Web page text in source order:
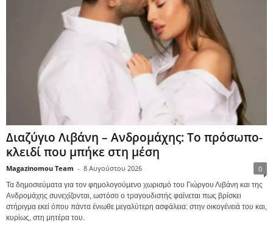
Διαζύγιο Λιβάνη – Ανδρομάχης: Το πρόσωπο-
κλειδί που μπήκε στη μέση
Magazinomou Team - 8 Αυγούστου 2026 0
Τα δημοσιεύματα για τον φημολογούμενο χωρισμό του Γιώργου Λιβάνη και της
Ανδρομάχης συνεχίζονται, ωστόσο ο τραγουδιστής φαίνεται πως βρίσκει
στήριγμα εκεί όπου πάντα ένιωθε μεγαλύτερη ασφάλεια: στην οικογένειά του και,
κυρίως, στη μητέρα του.